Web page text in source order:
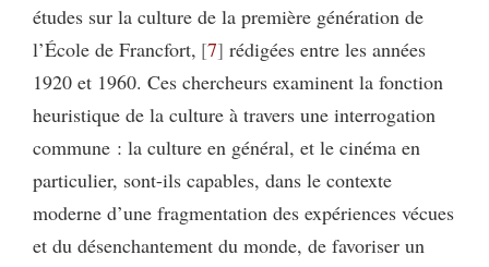
études sur la culture de la première génération de
l’École de Francfort, 7 rédigées entre les années
1920 et 1960. Ces chercheurs examinent la fonction
heuristique de la culture à travers une interrogation
commune : la culture en général, et le cinéma en
particulier, sont-ils capables, dans le contexte
moderne d’une fragmentation des expériences vécues
et du désenchantement du monde, de favoriser un